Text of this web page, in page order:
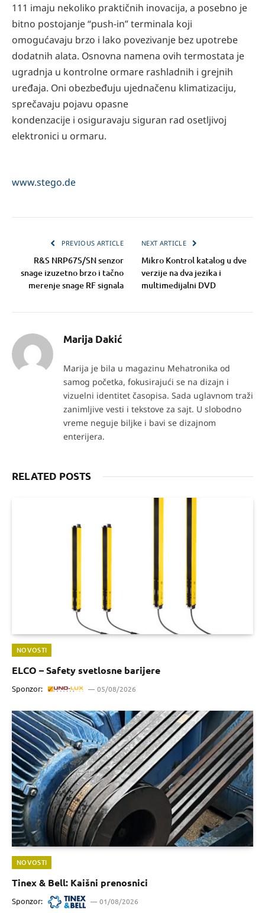
111 imaju nekoliko praktičnih inovacija, a posebno je
bitno postojanje “push-in” terminala koji
omogućavaju brzo i lako povezivanje bez upotrebe
dodatnih alata. Osnovna namena ovih termostata je
ugradnja u kontrolne ormare rashladnih i grejnih
uređaja. Oni obezbeđuju ujednačenu klimatizaciju,
sprečavaju pojavu opasne
kondenzacije i osiguravaju siguran rad osetljivoj
elektronici u ormaru.
www.stego.de
PREVIOUS ARTICLE
R&S NRP67S/SN senzor
snage izuzetno brzo i tačno
merenje snage RF signala
NEXT ARTICLE
Mikro Kontrol katalog u dve
verzije na dva jezika i
multimedijalni DVD
Marija Dakić
Marija je bila u magazinu Mehatronika od
samog početka, fokusirajući se na dizajn i
vizuelni identitet časopisa. Sada uglavnom traži
zanimljive vesti i tekstove za sajt. U slobodno
vreme neguje biljke i bavi se dizajnom
enterijera.
RELATED POSTS
NOVOSTI
ELCO – Safety svetlosne barijere
Sponzor: 05/08/2026
NOVOSTI
Tinex & Bell: Kaišni prenosnici
Sponzor: 01/08/2026